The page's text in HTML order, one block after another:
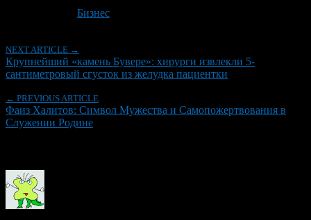
Бизнес
NEXT ARTICLE →
Крупнейший «камень Бувере»: хирурги извлекли 5-
сантиметровый сгусток из желудка пациентки
← PREVIOUS ARTICLE
Фаиз Халитов: Символ Мужества и Самопожертвования в
Служении Родине